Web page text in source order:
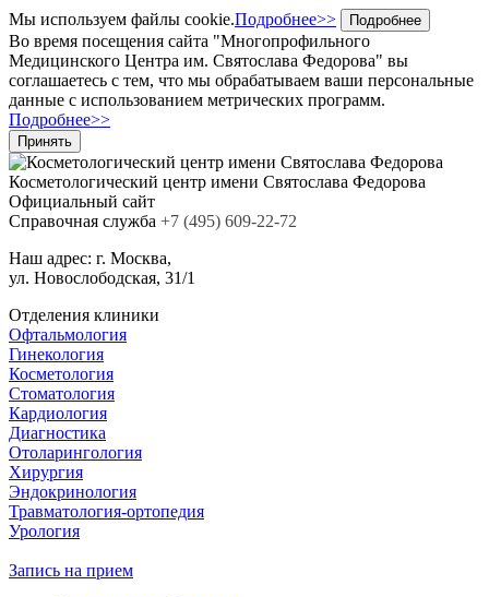
Мы используем файлы cookie.Подробнее>> Подробнее
Во время посещения сайта "Многопрофильного
Медицинского Центра им. Святослава Федорова" вы
соглашаетесь с тем, что мы обрабатываем ваши персональные
данные с использованием метрических программ.
Подробнее>>
Принять
Косметологический центр имени Святослава Федорова
Официальный сайт
Cправочная служба +7 (495) 609-22-72
Наш адрес: г. Москва,
ул. Новослободская, 31/1
Отделения клиники
Офтальмология
Гинекология
Косметология
Стоматология
Кардиология
Диагностика
Отоларингология
Хирургия
Эндокринология
Травматология-ортопедия
Урология
Запись на прием